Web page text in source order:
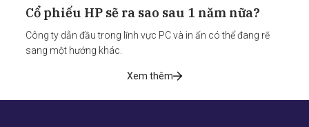
Cổ phiếu HP sẽ ra sao sau 1 năm nữa?
Công ty dẫn đầu trong lĩnh vực PC và in ấn có thể đang rẽ
sang một hướng khác.
Xem thêm